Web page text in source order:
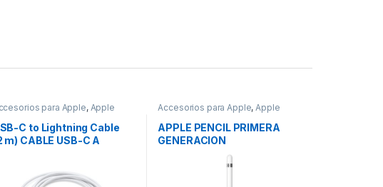
para Apple, Apple
C to Lightning Cable
m) CABLE USB-C A
Accesorios para Apple,Apple
APPLE PENCIL PRIMERA
GENERACION